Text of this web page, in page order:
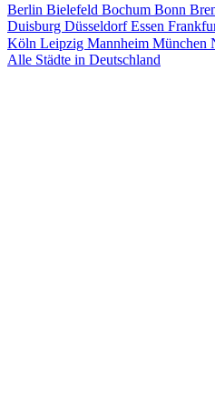
Berlin Bielefeld Bochum Bonn
Duisburg DüsseldorfEssen
Köln Leipzig Mannheim München
Alle Städte in Deutschland